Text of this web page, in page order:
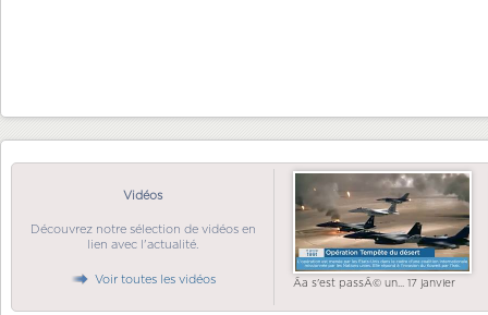
Vidéos
Découvrez notre sélection de vidéos en
lien avec l'actualité.
Voir toutes les vidéos Ãa s'est passÃ© un... 17 janvier